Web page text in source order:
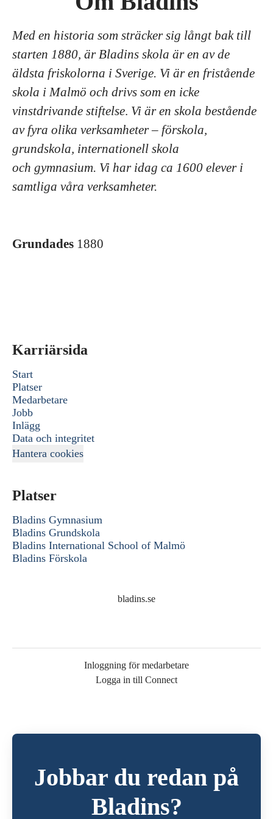
Med en historia som sträcker sig långt bak till
starten 1880, är Bladins skola är en av de
äldsta friskolorna i Sverige. Vi är en fristående
skola i Malmö och drivs som en icke
vinstdrivande stiftelse. Vi är en skola bestående
av fyra olika verksamheter – förskola,
grundskola, internationell skola
och gymnasium. Vi har idag ca 1600 elever i
samtliga våra verksamheter.
Grundades 1880
Karriärsida
Start
Platser
Medarbetare
Jobb
Inlägg
Data och integritet
Hantera cookies
Platser
Bladins Gymnasium
Bladins Grundskola
Bladins International School of Malmö
Bladins Förskola
bladins.se
Inloggning för medarbetare
Logga in till Connect
Jobbar du redan på
Bladins?